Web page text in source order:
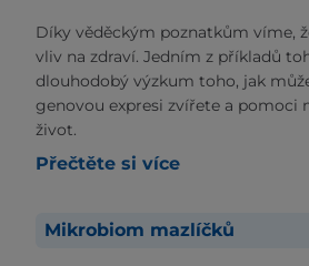
Díky věděckým poznatkům víme,
vliv na zdraví. Jedním z příkladů
dlouhodobý výzkum toho, jak
genovou expresi zvířete a pomoci
život.
Přečtěte si více
Mikrobiom mazlíčků